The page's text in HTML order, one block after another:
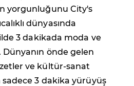
yorgunluğunu City's
dünyasında
3 dakikada moda ve
önde gelen
ve kültür-sanat
3 dakika yürüyüş